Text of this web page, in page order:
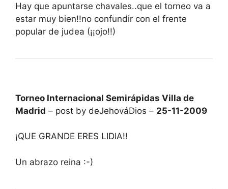
Hay que apuntarse chavales..que el torneo va a
estar muy bien!!no confundir con el frente
popular de judea (¡¡ojo!!)
Torneo Internacional Semirápidas Villa de
Madrid – post by deJehováDios – 25-11-2009
¡QUE GRANDE ERES LIDIA!!
Un abrazo reina :-)